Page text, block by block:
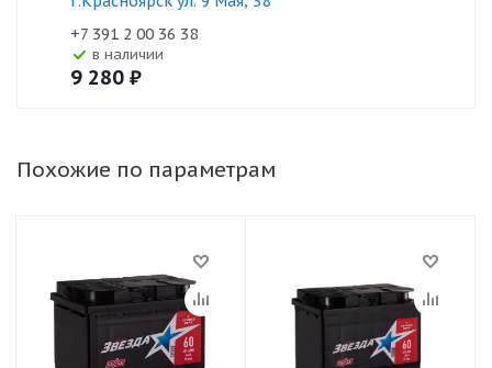
+7 391 2 00 36 38
В наличии
9 280 ₽
Похожие по параметрам